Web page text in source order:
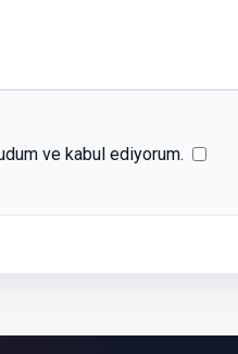
ve kabul ediyorum.